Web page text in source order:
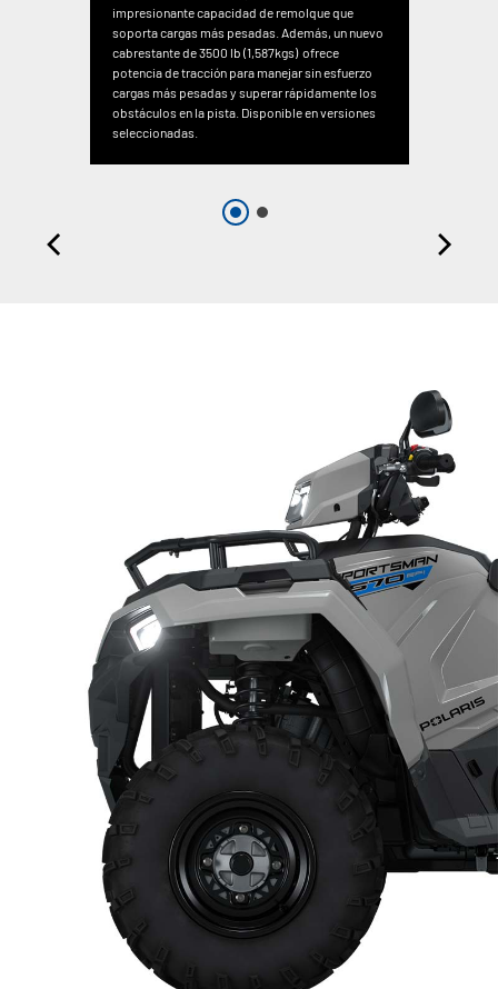
impresionante capacidad de remolque que
soporta cargas más pesadas. Además, un nuevo
cabrestante de 3500 lb (1,587kgs) ofrece
potencia de tracción para manejar sin esfuerzo
cargas más pesadas y superar rápidamente los
obstáculos en la pista. Disponible en versiones
seleccionadas.